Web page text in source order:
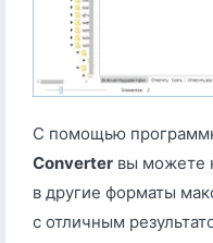
С помощью
Converter вы можете
в другие форматы
с отличным